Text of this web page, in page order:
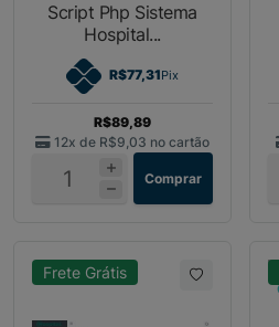
Script Php Sistema
Hospital...
R$77,31Pix
R$89,89
12x de R$9,03 no cartão
Comprar
Frete Grátis